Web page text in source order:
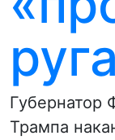
Губернатор
Трампа